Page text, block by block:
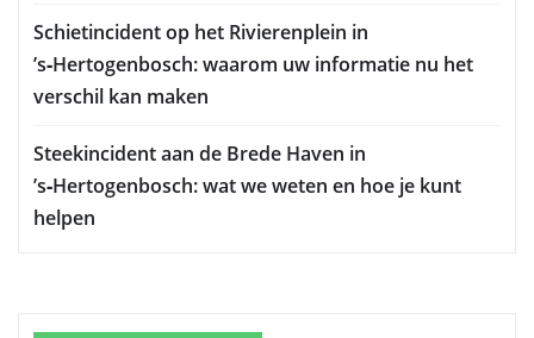
Schietincident op het Rivierenplein in
’s‑Hertogenbosch: waarom uw informatie nu het
verschil kan maken
Steekincident aan de Brede Haven in
’s‑Hertogenbosch: wat we weten en hoe je kunt
helpen